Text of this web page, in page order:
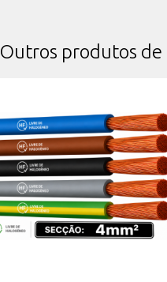
Outros produtos de